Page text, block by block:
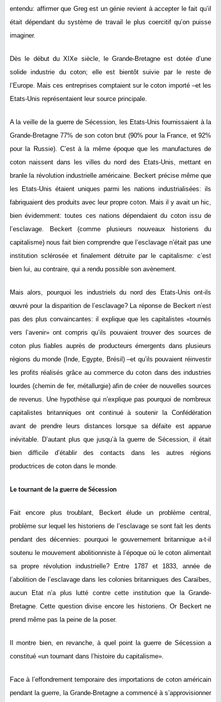
entendu: affirmer que Greg est un génie revient à accepter le fait qu’il
était dépendant du système de travail le plus coercitif qu’on puisse
imaginer.
Dès le début du XIXe siècle, le Grande-Bretagne est dotée d’une
solide industrie du coton; elle est bientôt suivie par le reste de
l’Europe. Mais ces entreprises comptaient sur le coton importé –et les
Etats-Unis représentaient leur source principale.
A la veille de la guerre de Sécession, les Etats-Unis fournissaient à la
Grande-Bretagne 77% de son coton brut (90% pour la France, et 92%
pour la Russie). C’est à la même époque que les manufactures de
coton naissent dans les villes du nord des Etats-Unis, mettant en
branle la révolution industrielle américaine. Beckert précise même que
les Etats-Unis étaient uniques parmi les nations industrialisées: ils
fabriquaient des produits avec leur propre coton. Mais il y avait un hic,
bien évidemment: toutes ces nations dépendaient du coton issu de
l’esclavage. Beckert (comme plusieurs nouveaux historiens du
capitalisme) nous fait bien comprendre que l’esclavage n’était pas une
institution sclérosée et finalement détruite par le capitalisme: c’est
bien lui, au contraire, qui a rendu possible son avènement.
Mais alors, pourquoi les industriels du nord des Etats-Unis ont-ils
œuvré pour la disparition de l’esclavage? La réponse de Beckert n’est
pas des plus convaincantes: il explique que les capitalistes «tournés
vers l’avenir» ont compris qu’ils pouvaient trouver des sources de
coton plus fiables auprès de producteurs émergents dans plusieurs
régions du monde (Inde, Egypte, Brésil) –et qu’ils pouvaient réinvestir
les profits réalisés grâce au commerce du coton dans des industries
lourdes (chemin de fer, métallurgie) afin de créer de nouvelles sources
de revenus. Une hypothèse qui n’explique pas pourquoi de nombreux
capitalistes britanniques ont continué à soutenir la Confédération
avant de prendre leurs distances lorsque sa défaite est apparue
inévitable. D’autant plus que jusqu’à la guerre de Sécession, il était
bien difficile d’établir des contacts dans les autres régions
productrices de coton dans le monde.
Le tournant de la guerre de Sécession
Fait encore plus troublant, Beckert élude un problème central,
problème sur lequel les historiens de l’esclavage se sont fait les dents
pendant des décennies: pourquoi le gouvernement britannique a-t-il
soutenu le mouvement abolitionniste à l’époque où le coton alimentait
sa propre révolution industrielle? Entre 1787 et 1833, année de
l’abolition de l’esclavage dans les colonies britanniques des Caraïbes,
aucun Etat n’a plus lutté contre cette institution que la Grande-
Bretagne. Cette question divise encore les historiens. Or Beckert ne
prend même pas la peine de la poser.
Il montre bien, en revanche, à quel point la guerre de Sécession a
constitué «un tournant dans l’histoire du capitalisme».
Face à l’effondrement temporaire des importations de coton américain
pendant la guerre, la Grande-Bretagne a commencé à s’approvisionner